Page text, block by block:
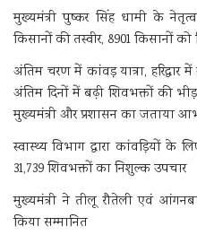
मुख्यमंत्री पुष्कर सिंह धामी के
किसानों की तस्वीर, 8901 किसानों
अंतिम चरण में कांवड़ यात्रा,
अंतिम दिनों में बढ़ी शिवभक्तों की
मुख्यमंत्री और प्रशासन का जताया
स्वास्थ्य विभाग द्वारा कांवड़ियों के
31,739 शिवभक्तों का निशुल्क उपचार
मुख्यमंत्री ने तीलू रौतेली एवं
किया सम्मानित